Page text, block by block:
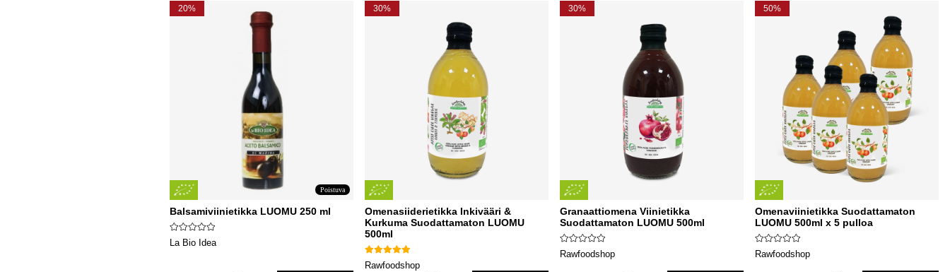
20%
Poistuva
Balsamiviinietikka LUOMU 250 ml
La Bio Idea
30%
Omenasiiderietikka Inkivääri &
Kurkuma Suodattamaton LUOMU
500ml
Rawfoodshop
30%
Granaattiomena Viinietikka
Suodattamaton LUOMU 500ml
Rawfoodshop
50%
Omenaviinietikka Suodattamaton
LUOMU 500ml x 5 pulloa
Rawfoodshop